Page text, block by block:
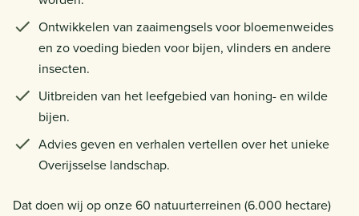
Ontwikkelen van zaaimengsels voor bloemenweides
en zo voeding bieden voor bijen, vlinders en andere
insecten.
Uitbreiden van het leefgebied van honing- en wilde
bijen.
Advies geven en verhalen vertellen over het unieke
Overijsselse landschap.
Dat doen wij op onze 60 natuurterreinen (6.000 hectare)